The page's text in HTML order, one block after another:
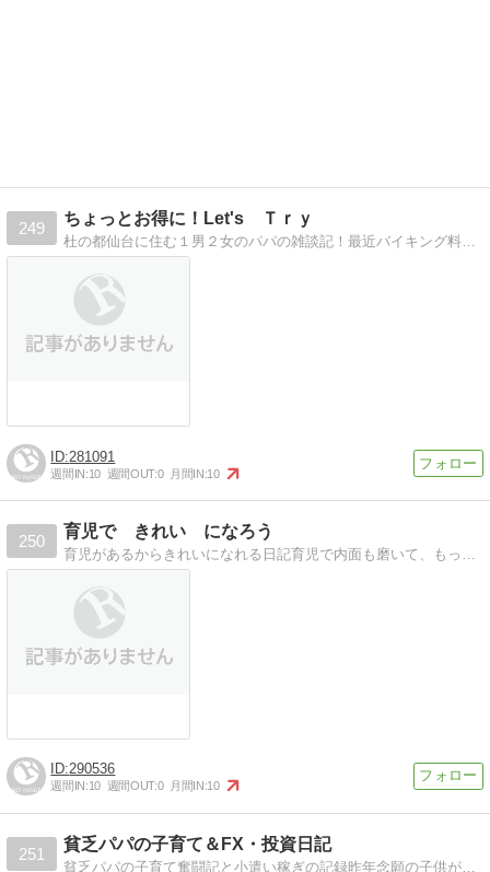
249
ちょっとお得に！Let's Ｔｒｙ
杜の都仙台に住む１男２女のパパの雑談記！最近バイキング料理巡りにはまってま〜す！
281091
週間IN:10 週間OUT:0 月間IN:10
250
育児で きれい になろう
育児があるからきれいになれる日記育児で内面も磨いて、もっともっときれいになろう！！
290536
週間IN:10 週間OUT:0 月間IN:10
251
貧乏パパの子育て＆FX・投資日記
貧乏パパの子育て奮闘記と小遣い稼ぎの記録昨年念願の子供が生まれました。最近FX（為替保証金取引）にも嵌ってます。